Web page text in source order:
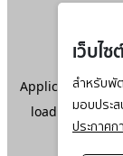
เว็บไ
สำหรับพั
มอบประ
ประกาศก
Application
loading